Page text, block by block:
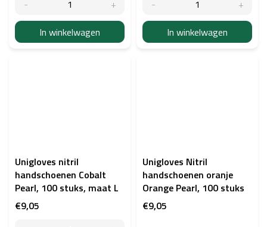
In winkelwagen In winkelwagen
Unigloves nitril
handschoenen Cobalt
Pearl, 100 stuks, maat L
€9,05
Unigloves Nitril
handschoenen oranje
Orange Pearl, 100 stuks
€9,05